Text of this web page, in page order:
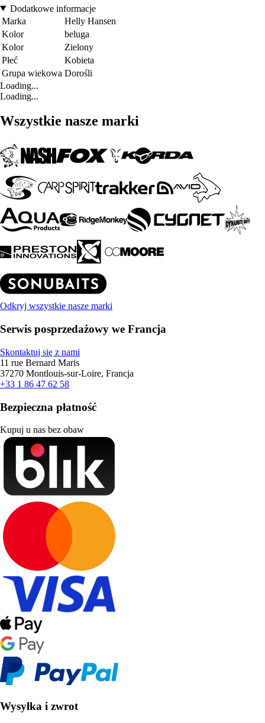
Dodatkowe informacje
Marka
Helly Hansen
Kolor
beluga
Kolor
Zielony
Płeć
Kobieta
Grupa wiekowa Dorośli
Loading...
Loading...
Wszystkie nasze marki
Odkryj wszystkie nasze marki
Serwis posprzedażowy we Francja
Skontaktuj się z nami
11 rue Bernard Maris
37270 Montlouis-sur-Loire, Francja
+33 1 86 47 62 58
Bezpieczna płatność
Kupuj u nas bez obaw
Wysyłka i zwrot